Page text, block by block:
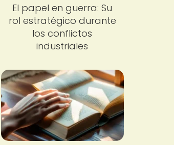
El papel en guerra: Su
rol estratégico durante
los conflictos
industriales